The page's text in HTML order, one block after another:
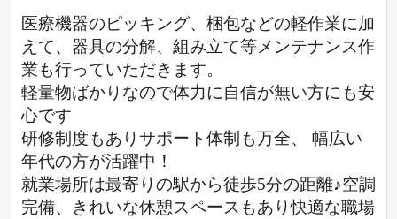
医療機器のピッキング、梱包などの軽作業に加
えて、器具の分解、組み立て等メンテナンス作
業も行っていただきます。
軽量物ばかりなので体力に自信が無い方にも安
心です
研修制度もありサポート体制も万全、 幅広い
年代の方が活躍中！
就業場所は最寄りの駅から徒歩5分の距離♪空調
完備、きれいな休憩スペースもあり快適な職場